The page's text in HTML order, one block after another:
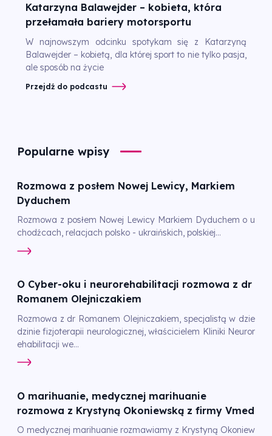
Katarzyna Balawejder – kobieta, która
przełamała bariery motorsportu
W najnowszym odcinku spotykam się z Katarzyną
Balawejder – kobietą, dla której sport to nie tylko pasja,
ale sposób na życie
Przejdź do podcastu
Popularne wpisy
Rozmowa z posłem Nowej Lewicy, Markiem
Dyduchem
Rozmowa z posłem Nowej Lewicy Markiem Dyduchem o u
chodźcach, relacjach polsko - ukraińskich, polskiej...
O Cyber-oku i neurorehabilitacji rozmowa z dr
Romanem Olejniczakiem
Rozmowa z dr Romanem Olejniczakiem, specjalistą w dzie
dzinie fizjoterapii neurologicznej, właścicielem Kliniki Neuror
ehabilitacji we...
O marihuanie, medycznej marihuanie
rozmowa z Krystyną Okoniewską z firmy Vmed
O medycznej marihuanie rozmawiamy z Krystyną Okoniew